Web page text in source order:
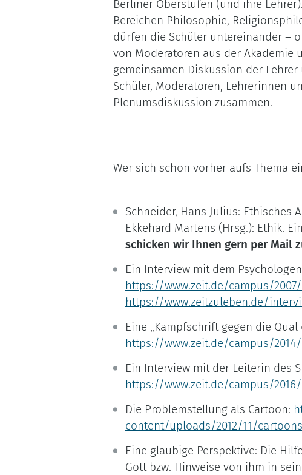
Berliner Oberstufen (und ihre
Bereichen Philosophie,
dürfen die Schüler untereinander –
von Moderatoren aus der Akademie
gemeinsamen Diskussion der
Schüler, Moderatoren, Lehrerinnen
Plenumsdiskussion zusammen.
Wer sich schon vorher aufs Thema
Schneider, Hans Julius:
Ekkehard Martens (Hrsg.): Ethik.
schicken wir Ihnen gern per Mail
Ein Interview mit dem
https://www.zeit.de/campus/
https://www.zeitzuleben.de/
Eine „Kampfschrift gegen die
https://www.zeit.de/campus/
Ein Interview mit der Leiterin des
https://www.zeit.de/campus/
Die Problemstellung als Cartoon:
content/uploads/2012/11/
Eine gläubige Perspektive: Die
Gott bzw. Hinweise von ihm in